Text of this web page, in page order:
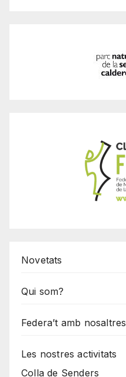
Novetats
Qui som?
Federa’t amb nosaltres
Les nostres activitats
Colla de Senders